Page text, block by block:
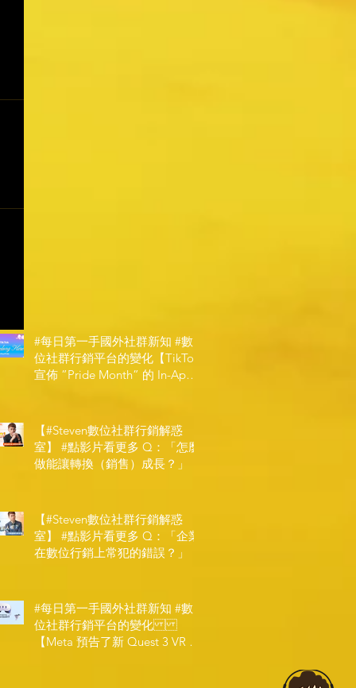
#每日第一手國外社群新知 #數
位社群行銷平台的變化【TikTok
宣佈 ”Pride Month” 的 In-App
【#Steven數位社群行銷解惑
室】 #點影片看更多​ Q：「怎麼
做能讓轉換（銷售）成長？」
【#Steven數位社群行銷解惑
室】 #點影片看更多​ Q：「企業
在數位行銷上常犯的錯誤？」
#每日第一手國外社群新知 #數
位社群行銷平台的變化
【Meta 預告了新 Quest 3 VR 耳